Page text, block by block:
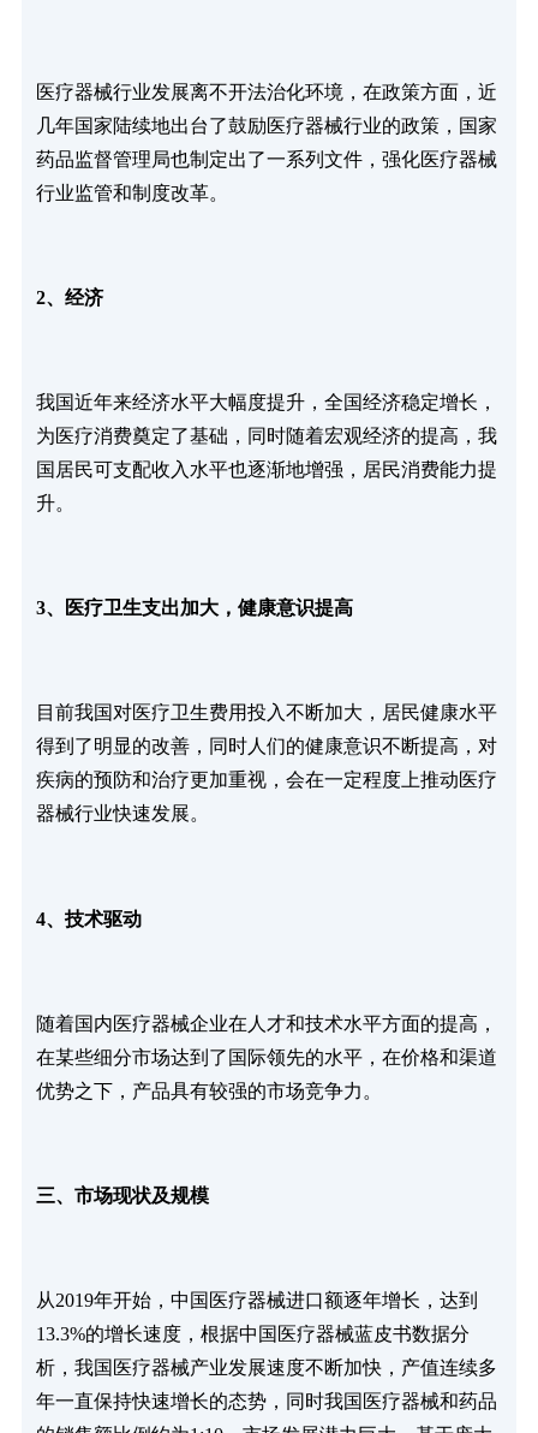
医疗器械行业发展离不开法治化环境，在政策方面，近
几年国家陆续地出台了鼓励医疗器械行业的政策，国家
药品监督管理局也制定出了一系列文件，强化医疗器械
行业监管和制度改革。
2、经济
我国近年来经济水平大幅度提升，全国经济稳定增长，
为医疗消费奠定了基础，同时随着宏观经济的提高，我
国居民可支配收入水平也逐渐地增强，居民消费能力提
升。
3、医疗卫生支出加大，健康意识提高
目前我国对医疗卫生费用投入不断加大，居民健康水平
得到了明显的改善，同时人们的健康意识不断提高，对
疾病的预防和治疗更加重视，会在一定程度上推动医疗
器械行业快速发展。
4、技术驱动
随着国内医疗器械企业在人才和技术水平方面的提高，
在某些细分市场达到了国际领先的水平，在价格和渠道
优势之下，产品具有较强的市场竞争力。
三、市场现状及规模
从2019年开始，中国医疗器械进口额逐年增长，达到
13.3%的增长速度，根据中国医疗器械蓝皮书数据分
析，我国医疗器械产业发展速度不断加快，产值连续多
年一直保持快速增长的态势，同时我国医疗器械和药品